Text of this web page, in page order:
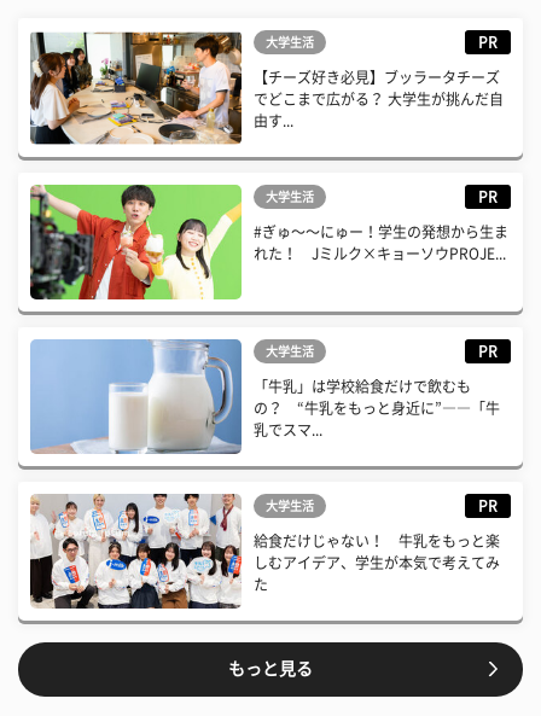
大学生活 PR
【チーズ好き必見】ブッラータチーズ
でどこまで広がる？ 大学生が挑んだ自
由す...
大学生活 PR
#ぎゅ〜〜にゅー！学生の発想から生ま
れた！ Jミルク×キョーソウPROJE...
大学生活 PR
「牛乳」は学校給食だけで飲むも
の？ “牛乳をもっと身近に”――「牛
乳でスマ...
大学生活 PR
給食だけじゃない！ 牛乳をもっと楽
しむアイデア、学生が本気で考えてみ
た
もっと見る